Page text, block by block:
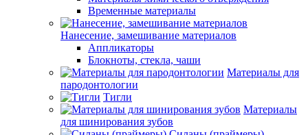
Временные материалы
Нанесение, замешивание материалов
Аппликаторы
Блокноты, стекла, чаши
Материалы для
пародонтологии
Тигли
Материалы
для шинирования зубов